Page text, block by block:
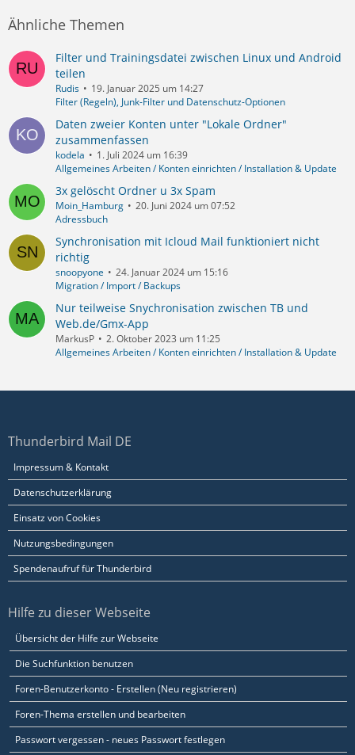
Ähnliche Themen
Filter und Trainingsdatei zwischen Linux und Android
teilen
Rudis
19. Januar 2025 um 14:27
Filter (Regeln), Junk-Filter und Datenschutz-Optionen
Daten zweier Konten unter "Lokale Ordner"
zusammenfassen
kodela
1. Juli 2024 um 16:39
Allgemeines Arbeiten / Konten einrichten / Installation & Update
3x gelöscht Ordner u 3x Spam
Moin_Hamburg
20. Juni 2024 um 07:52
Adressbuch
Synchronisation mit Icloud Mail funktioniert nicht
richtig
snoopyone
24. Januar 2024 um 15:16
Migration / Import / Backups
Nur teilweise Snychronisation zwischen TB und
Web.de/Gmx-App
MarkusP
2. Oktober 2023 um 11:25
Allgemeines Arbeiten / Konten einrichten / Installation & Update
Thunderbird Mail DE
Impressum & Kontakt
Datenschutzerklärung
Einsatz von Cookies
Nutzungsbedingungen
Spendenaufruf für Thunderbird
Hilfe zu dieser Webseite
Übersicht der Hilfe zur Webseite
Die Suchfunktion benutzen
Foren-Benutzerkonto - Erstellen (Neu registrieren)
Foren-Thema erstellen und bearbeiten
Passwort vergessen - neues Passwort festlegen